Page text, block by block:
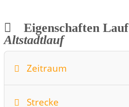
Eigenschaften Lauf
Altstadtlauf
Zeitraum
Strecke